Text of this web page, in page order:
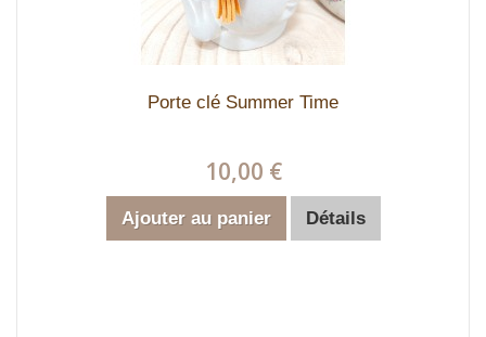
Porte clé Summer Time
10,00 €
Ajouter au panier Détails